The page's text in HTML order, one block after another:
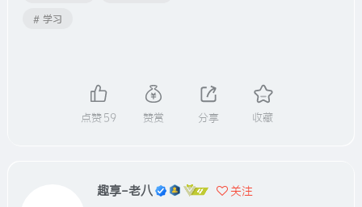
# 学习
点赞59 赞赏 分享 收藏
趣享-老八 关注